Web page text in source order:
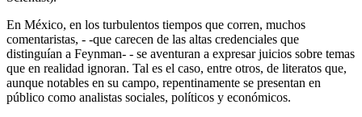
En México, en los turbulentos tiempos que corren, muchos
comentaristas, - -que carecen de las altas credenciales que
distinguían a Feynman- - se aventuran a expresar juicios sobre temas
que en realidad ignoran. Tal es el caso, entre otros, de literatos que,
aunque notables en su campo, repentinamente se presentan en
público como analistas sociales, políticos y económicos.